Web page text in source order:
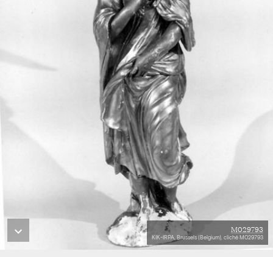
M029793
KIK-IRPA, Brussels (Belgium), cliché M029793